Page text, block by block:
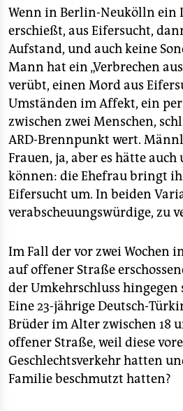
Wenn in Berlin-Neukölln ein
erschießt, aus Eifersucht,
Aufstand, und auch keine
Mann hat ein „Verbrechen
verübt, einen Mord aus
Umständen im Affekt, ein
zwischen zwei Menschen,
ARD-Brennpunkt wert.
Frauen, ja, aber es hätte
können: die Ehefrau bringt
Eifersucht um. In beiden
verabscheuungswürdige, zu
Im Fall der vor zwei Wochen
auf offener Straße
der Umkehrschluss hingegen
Eine 23-jährige Deutsch-
Brüder im Alter zwischen 18
offener Straße, weil diese
Geschlechtsverkehr hatten
Familie beschmutzt hatten?